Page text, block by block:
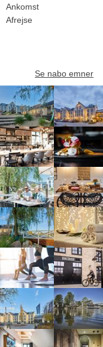
Ankomst
Afrejse
Se nabo emner